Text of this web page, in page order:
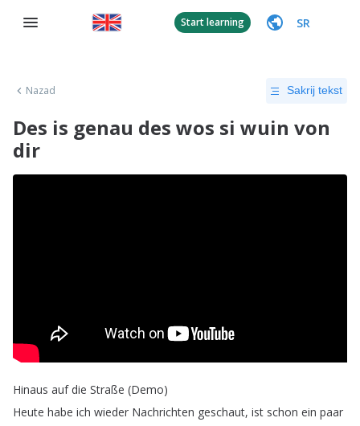
Start learning SR
Nazad Sakrij tekst
Des is genau des wos si wuin von
dir
Hinaus auf die Straße (Demo)
Heute habe ich wieder Nachrichten geschaut, ist schon ein paar